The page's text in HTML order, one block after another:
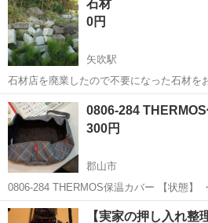
・新品・未開封 ・サイズ：シングル ・購
・外箱には保管時に...
石材
0円
矢吹駅
石材店を廃業したので不要になった石材を
OKです
福島 西白河郡
0806-284
300円
郡山市
0806-284 THERMOS保温カバー 【状態】 ・使用に伴う多少のスレ、
キズ、落としきれない汚れなどございます
さい ・お値引きは出来かねますのでご了
福島 郡山市 その他 THERMOS
【実家の押し入れ整